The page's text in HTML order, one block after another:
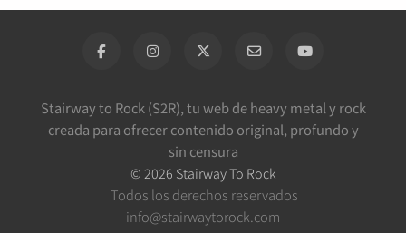
Stairway to Rock (S2R), tu web de heavy metal y rock
creada para ofrecer contenido original, profundo y
sin censura
© 2026 Stairway To Rock
Todos los derechos reservados
info@stairwaytorock.com